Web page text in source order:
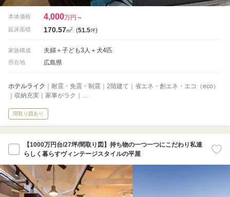
本体価格 4,000万円 ～
延床面積 170.57m2 (51.5坪)
家族構成 夫婦＋子ども3人＋犬4匹
所在地 広島県
ホテルライク ｜耐震・免震・制震｜2階建て｜省エネ・創エネ・エコ（eco）
｜収納充実｜家事がラク｜…
間取り図あり
【1000万円台/27坪/間取り図】持ち物の一つ一つにこだわり私達
らしく暮らすヴィンテージスタイルの平屋